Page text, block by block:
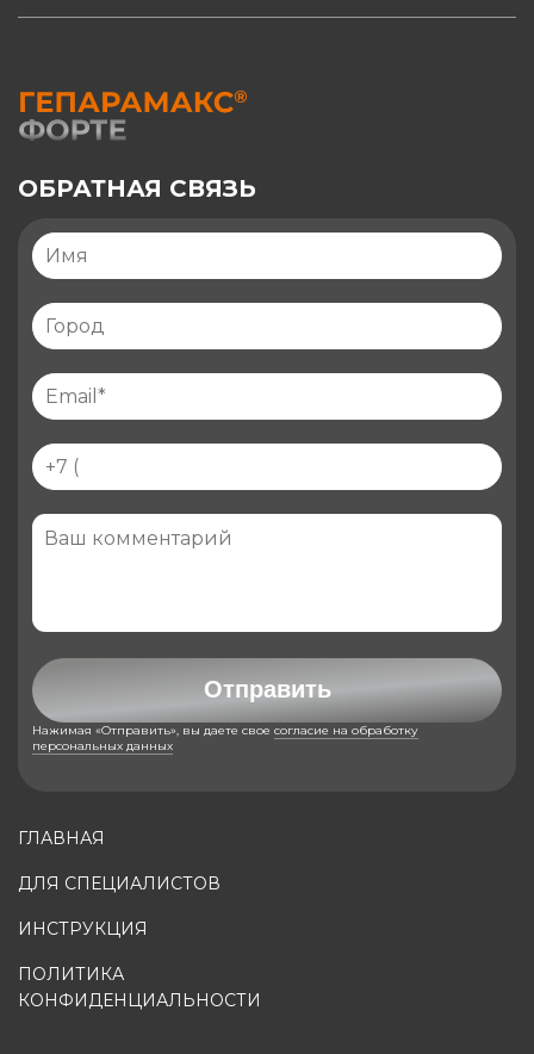
ГЛАВНАЯ
ДЛЯ СПЕЦИАЛИСТОВ
ИНСТРУКЦИЯ
ПОЛИТИКА
КОНФИДЕНЦИАЛЬНОСТИ
ОБРАТНАЯ СВЯЗЬ
Отправить
Нажимая «Отправить», вы даете свое согласие на обработку
персональных данных